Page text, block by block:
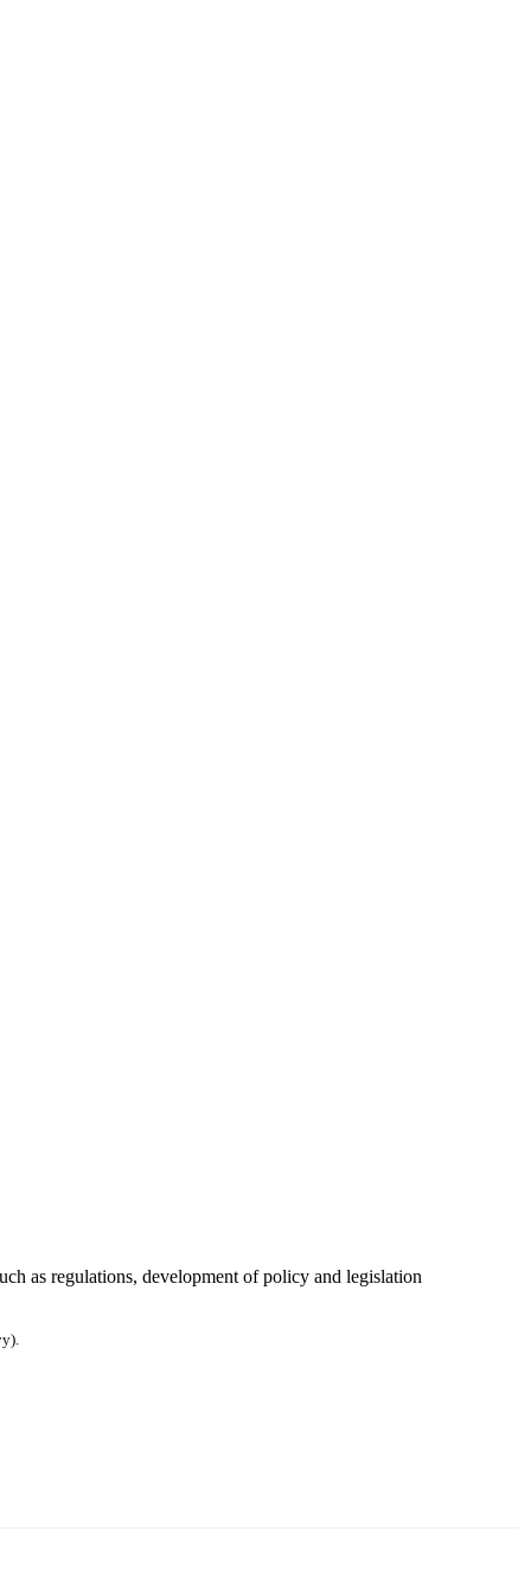
as regulations, development of policy and legislation